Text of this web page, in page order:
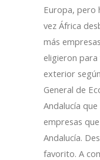
Europa, pero
vez África
más
eligieron para
exterior
General de
Andalucía
empresas
Andalucía.
favorito. A